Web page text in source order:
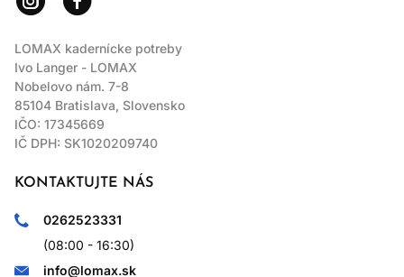
LOMAX kadernícke potreby
Ivo Langer - LOMAX
Nobelovo nám. 7-8
85104 Bratislava, Slovensko
IČO: 17345669
IČ DPH: SK1020209740
KONTAKTUJTE NÁS
0262523331
(08:00 - 16:30)
info@lomax.sk